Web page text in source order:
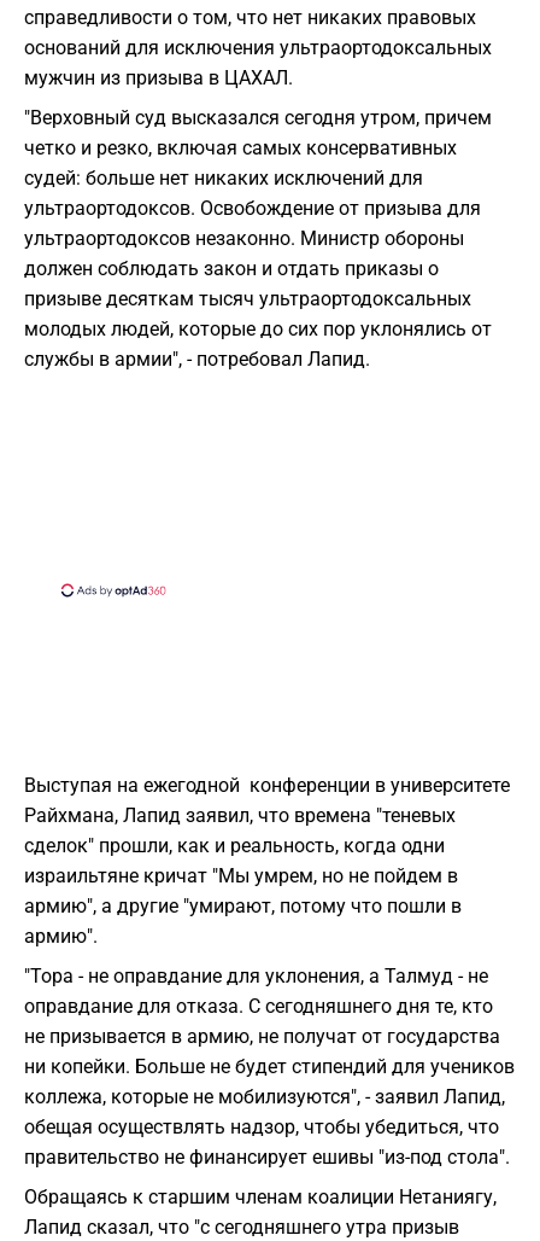
справедливости о том, что нет никаких правовых
оснований для исключения ультраортодоксальных
мужчин из призыва в ЦАХАЛ.
"Верховный суд высказался сегодня утром, причем
четко и резко, включая самых консервативных
судей: больше нет никаких исключений для
ультраортодоксов. Освобождение от призыва для
ультраортодоксов незаконно. Министр обороны
должен соблюдать закон и отдать приказы о
призыве десяткам тысяч ультраортодоксальных
молодых людей, которые до сих пор уклонялись от
службы в армии", - потребовал Лапид.
Выступая на ежегодной конференции в университете
Райхмана, Лапид заявил, что времена "теневых
сделок" прошли, как и реальность, когда одни
израильтяне кричат "Мы умрем, но не пойдем в
армию", а другие "умирают, потому что пошли в
армию".
"Тора - не оправдание для уклонения, а Талмуд - не
оправдание для отказа. С сегодняшнего дня те, кто
не призывается в армию, не получат от государства
ни копейки. Больше не будет стипендий для учеников
коллежа, которые не мобилизуются", - заявил Лапид,
обещая осуществлять надзор, чтобы убедиться, что
правительство не финансирует ешивы "из-под стола".
Обращаясь к старшим членам коалиции Нетаниягу,
Лапид сказал, что "с сегодняшнего утра призыв